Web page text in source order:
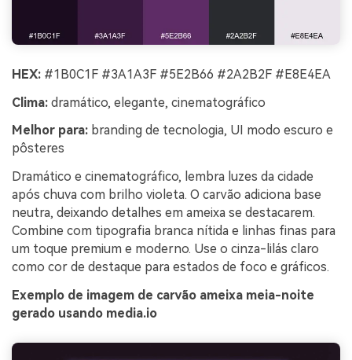
HEX: #1B0C1F #3A1A3F #5E2B66 #2A2B2F #E8E4EA
Clima: dramático, elegante, cinematográfico
Melhor para: branding de tecnologia, UI modo escuro e
pôsteres
Dramático e cinematográfico, lembra luzes da cidade
após chuva com brilho violeta. O carvão adiciona base
neutra, deixando detalhes em ameixa se destacarem.
Combine com tipografia branca nítida e linhas finas para
um toque premium e moderno. Use o cinza-lilás claro
como cor de destaque para estados de foco e gráficos.
Exemplo de imagem de carvão ameixa meia-noite
gerado usando media.io